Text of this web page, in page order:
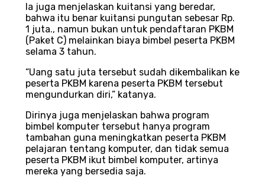
Ia juga menjelaskan kuitansi yang beredar,
bahwa itu benar kuitansi pungutan sebesar Rp.
1 juta., namun bukan untuk pendaftaran PKBM
(Paket C) melainkan biaya bimbel peserta PKBM
selama 3 tahun.
“Uang satu juta tersebut sudah dikembalikan ke
peserta PKBM karena peserta PKBM tersebut
mengundurkan diri,” katanya.
Dirinya juga menjelaskan bahwa program
bimbel komputer tersebut hanya program
tambahan guna meningkatkan peserta PKBM
pelajaran tentang komputer, dan tidak semua
peserta PKBM ikut bimbel komputer, artinya
mereka yang bersedia saja.